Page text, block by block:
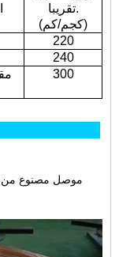
تقريبا.
(كجم/كم)
220
240
300
1-موصل مصنوع من